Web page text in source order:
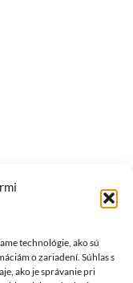
technológie, ako sú
o zariadení. Súhlas s
ako je správanie pri
o
a